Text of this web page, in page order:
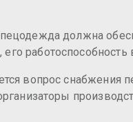
должна
работоспособность
вопрос